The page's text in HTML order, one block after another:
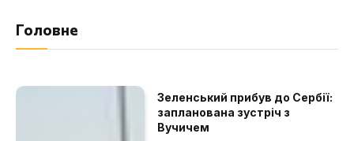
Головне
Зеленський прибув до Сербії:
запланована зустріч з
Вучичем